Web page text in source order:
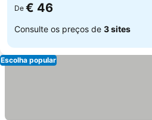
De € 46
Consulte os preços de 3 sites
Escolha popular